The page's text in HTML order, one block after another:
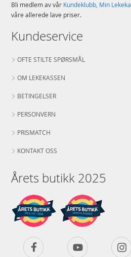
Bli medlem av vår Kundeklubb, Min
våre allerede lave priser.
Kundeservice
OFTE STILTE SPØRSMÅL
OM LEKEKASSEN
BETINGELSER
PERSONVERN
PRISMATCH
KONTAKT OSS
Årets butikk 2025